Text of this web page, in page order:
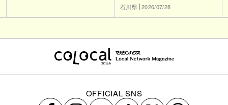
石川県 2026/07/28
OFFICIAL SNS